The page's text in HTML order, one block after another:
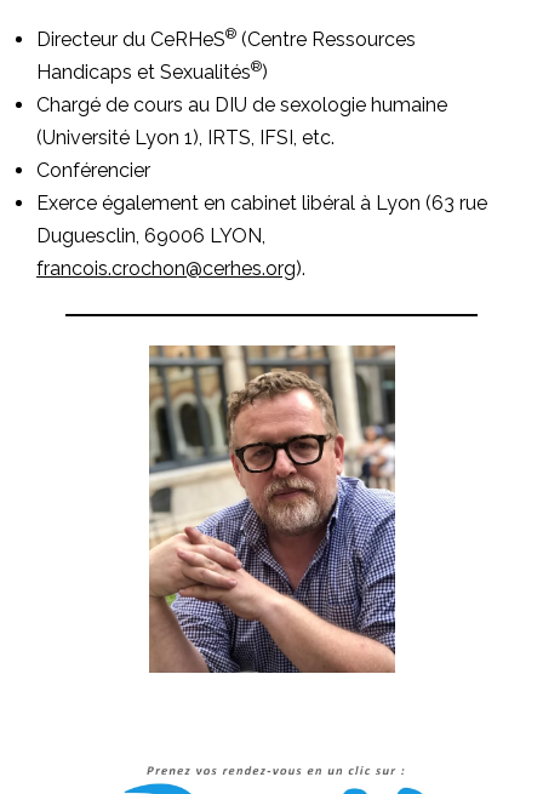
Directeur du CeRHeS® (Centre Ressources
Handicaps et Sexualités®)
Chargé de cours au DIU de sexologie humaine
(Université Lyon 1), IRTS, IFSI, etc.
Conférencier
Exerce également en cabinet libéral à Lyon (63 rue
Duguesclin, 69006 LYON,
francois.crochon@cerhes.org).